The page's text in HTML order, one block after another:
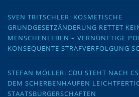
SVEN TRITSCHLER: KOSMETISCHE
GRUNDGESETZÄNDERUNG RETTET
MENSCHENLEBEN – VERNÜNFTIGE
KONSEQUENTE STRAFVERFOLGUNG
STEFAN MÖLLER: CDU STEHT NACH
DEM SCHERBENHAUFEN
STAATSBÜRGERSCHAFTEN